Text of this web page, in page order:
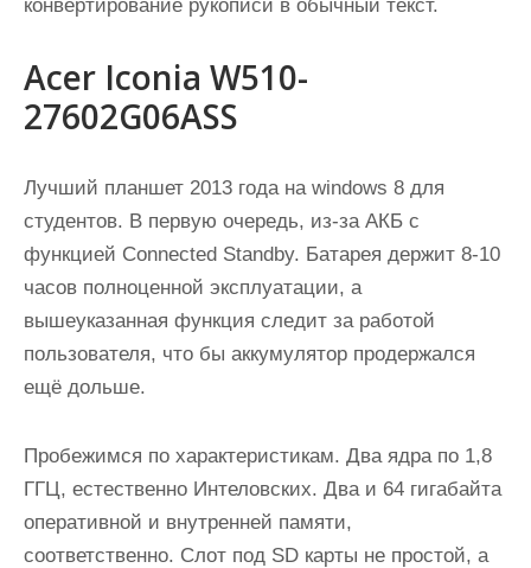
конвертирование рукописи в обычный текст.
Acer Iconia W510-
27602G06ASS
Лучший планшет 2013 года на windows 8 для
студентов. В первую очередь, из-за АКБ с
функцией Connected Standby. Батарея держит 8-10
часов полноценной эксплуатации, а
вышеуказанная функция следит за работой
пользователя, что бы аккумулятор продержался
ещё дольше.
Пробежимся по характеристикам. Два ядра по 1,8
ГГЦ, естественно Интеловских. Два и 64 гигабайта
оперативной и внутренней памяти,
соответственно. Слот под SD карты не простой, а